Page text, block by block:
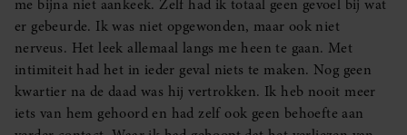
me bijna niet aankeek. Zelf had ik totaal geen gevoel bij wat
er gebeurde. Ik was niet opgewonden, maar ook niet
nerveus. Het leek allemaal langs me heen te gaan. Met
intimiteit had het in ieder geval niets te maken. Nog geen
kwartier na de daad was hij vertrokken. Ik heb nooit meer
iets van hem gehoord en had zelf ook geen behoefte aan